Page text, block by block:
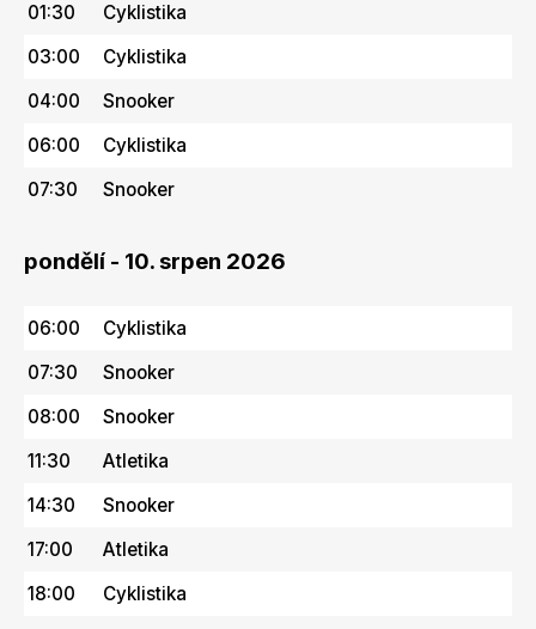
01:30
Cyklistika
03:00
Cyklistika
04:00
Snooker
06:00
Cyklistika
07:30
Snooker
pondělí - 10. srpen 2026
06:00
Cyklistika
07:30
Snooker
08:00
Snooker
11:30
Atletika
14:30
Snooker
17:00
Atletika
18:00
Cyklistika